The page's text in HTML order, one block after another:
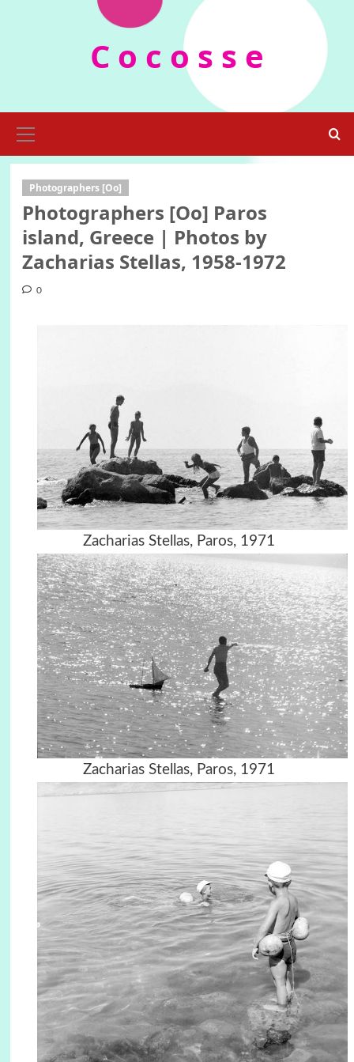
C o c o s s e
Menu
Photographers [Oo]
Photographers [Oo] Paros
island, Greece | Photos by
Zacharias Stellas, 1958-1972
0
Zacharias Stellas, Paros, 1971
Zacharias Stellas, Paros, 1971